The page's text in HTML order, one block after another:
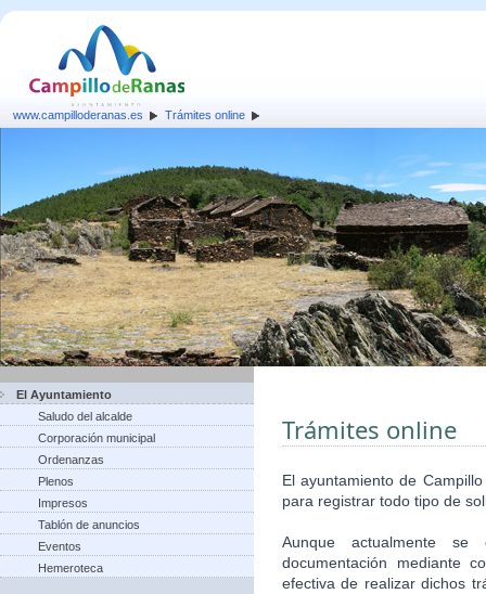
www.campilloderanas.es Trámites online
El Ayuntamiento
Saludo del alcalde
Corporación municipal
Ordenanzas
Plenos
Impresos
Tablón de anuncios
Eventos
Hemeroteca
Trámites online
El ayuntamiento de
para registrar todo tipo de
Aunque actualmente
documentación mediante
efectiva de realizar dichos